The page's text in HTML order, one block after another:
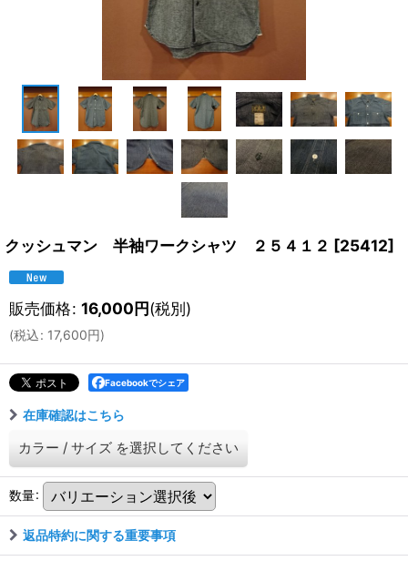
クッシュマン 半袖ワークシャツ ２５４１２ [25412]
販売価格: 16,000円(税別)
(税込: 17,600円)
Facebookでシェア
在庫確認はこちら
カラー / サイズ を選択してください
数量:
返品特約に関する重要事項